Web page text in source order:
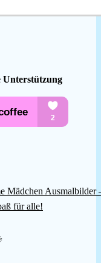
Unterstützung
Mädchen Ausmalbilder
für alle!